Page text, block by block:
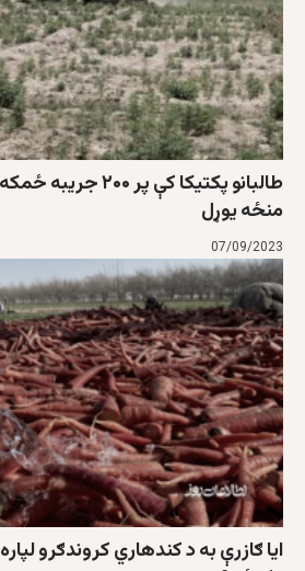
طالبانو پکتیکا کې
منځه یوړل
07/09/2023
ايا ګازرې به د کندهاري کروندګرو